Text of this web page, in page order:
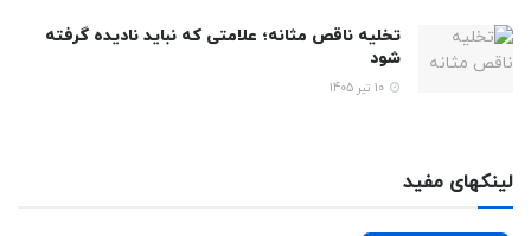
تخلیه ناقص مثانه؛ علامتی که نباید نادیده گرفته
شود
لینکهای مفید